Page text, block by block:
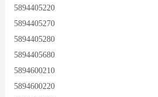
5894405220
5894405270
5894405280
5894405680
5894600210
5894600220